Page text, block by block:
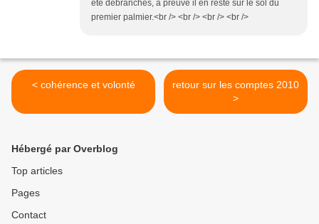
été débranchés, à preuve il en reste sur le sol du
premier palmier.<br /> <br /> <br /> <br />
< cohérence et volonté
retour sur les comptes 2010
>
Hébergé par Overblog
Top articles
Pages
Contact